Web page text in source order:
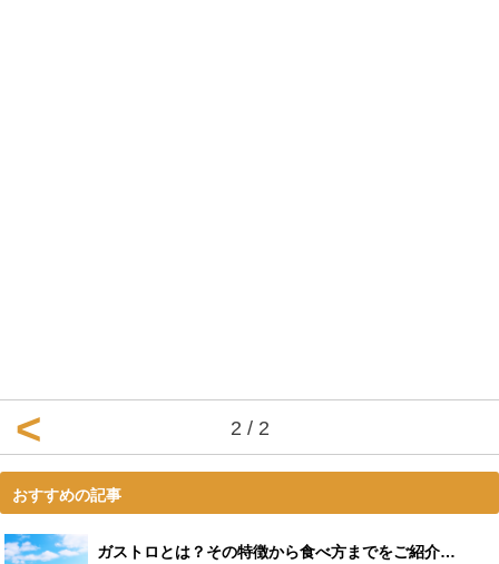
2 / 2
おすすめの記事
ガストロとは？その特徴から食べ方までをご紹介！ - Leisurego(レジャーゴー)